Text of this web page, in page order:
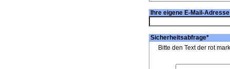
Ihre eigene E-Mail-
Sicherheitsabfrage*
Bitte den Text der rot